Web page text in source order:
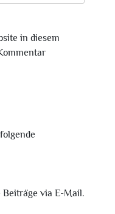
in diesem
via E-Mail.